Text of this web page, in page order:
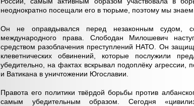
неоднократно посещали его в тюрьме, поэтому мы
Он не оправдывался перед незаконным судом,
международного права. Слободан Милошевич
средством разоблачения преступлений НАТО. Он
клеветнических обвинений, которые послужили
убедительно, на фактах вскрывал подоплёку агрессии,
и Ватикана в уничтожении Югославии.
Правота его политики твёрдой борьбы против
самым убедительным образом. Сегодня